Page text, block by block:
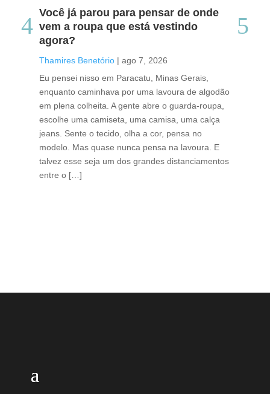
Você já parou para pensar de onde
vem a roupa que está vestindo
agora?
Thamires Benetório | ago 7, 2026
Eu pensei nisso em Paracatu, Minas Gerais,
enquanto caminhava por uma lavoura de algodão
em plena colheita. A gente abre o guarda-roupa,
escolhe uma camiseta, uma camisa, uma calça
jeans. Sente o tecido, olha a cor, pensa no
modelo. Mas quase nunca pensa na lavoura. E
talvez esse seja um dos grandes distanciamentos
entre o […]